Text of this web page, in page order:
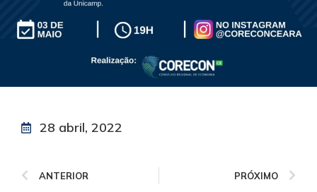
28 abril, 2022
ANTERIOR PRÓXIMO